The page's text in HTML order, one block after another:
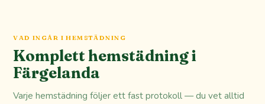
VAD INGÅR I HEMSTÄDNING
Komplett hemstädning i
Färgelanda
Varje hemstädning följer ett fast protokoll — du vet alltid